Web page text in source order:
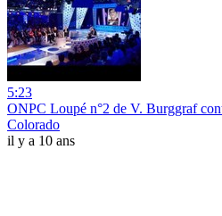
5:23
ONPC Loupé n°2 de V. Burggraf
Colorado
il y a 10 ans